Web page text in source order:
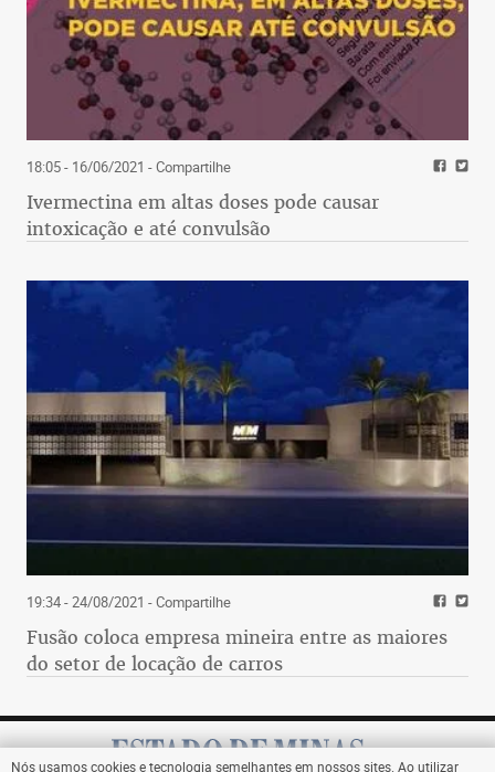
18:05 - 16/06/2021 - Compartilhe
Ivermectina em altas doses pode causar
intoxicação e até convulsão
19:34 - 24/08/2021 - Compartilhe
Fusão coloca empresa mineira entre as maiores
do setor de locação de carros
Nós usamos cookies e tecnologia semelhantes em nossos sites. Ao utilizar